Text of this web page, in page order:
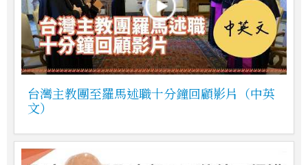
台灣主教團至羅馬述職十分鐘回顧影片（中英
文）